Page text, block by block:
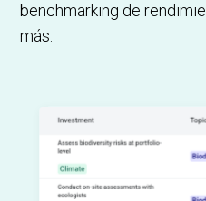
benchmarking de
más.